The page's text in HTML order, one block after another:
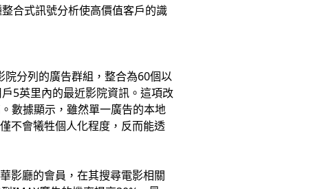
合式訊號分析使高價值客戶的識
分列的廣告群組，整合為60個以
5英里內的最近影院資訊。這項改
數據顯示，雖然單一廣告的本地
不會犧牲個人化程度，反而能透
影廳的會員，在其搜尋電影相關